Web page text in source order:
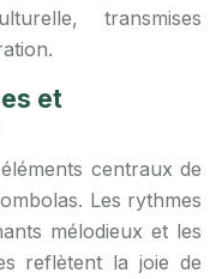
transmises
et
centraux de
Les rythmes
mélodieux et les
reflètent la joie de